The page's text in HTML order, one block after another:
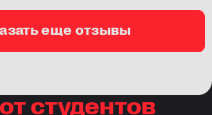
еще отзывы
студентов